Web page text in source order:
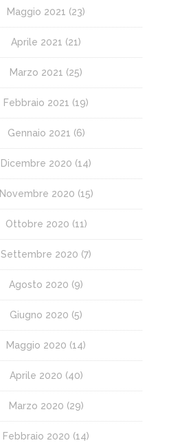
Maggio 2021 (23)
Aprile 2021 (21)
Marzo 2021 (25)
Febbraio 2021 (19)
Gennaio 2021 (6)
Dicembre 2020 (14)
Novembre 2020 (15)
Ottobre 2020 (11)
Settembre 2020 (7)
Agosto 2020 (9)
Giugno 2020 (5)
Maggio 2020 (14)
Aprile 2020 (40)
Marzo 2020 (29)
Febbraio 2020 (14)